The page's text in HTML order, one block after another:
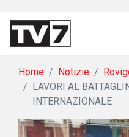
Home Notizie
LAVORI AL
INTERNAZIONALE